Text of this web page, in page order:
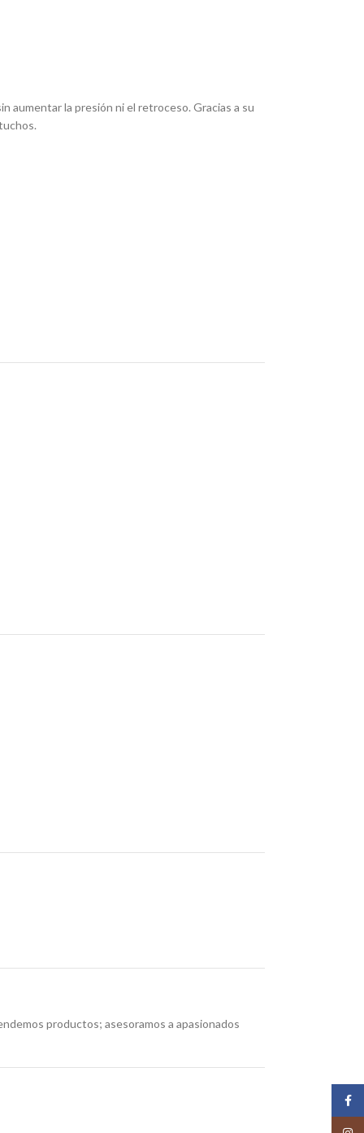
aumentar la presión ni el retroceso. Gracias a su
productos; asesoramos a apasionados